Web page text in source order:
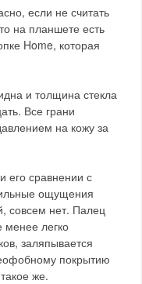
если не считать
на планшете есть
Home, которая
и толщина стекла
Все грани
на кожу за
его сравнении с
ощущения
совсем нет. Палец
менее легко
заляпывается
покрытию
же.